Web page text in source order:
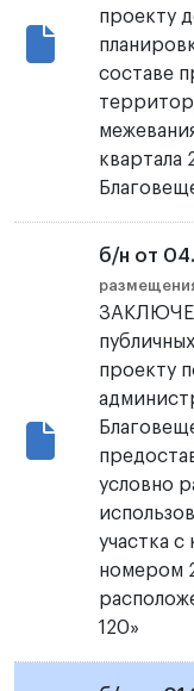
проекту
составе
квартала
б/н от
проекту
условно
участка
номером
120»